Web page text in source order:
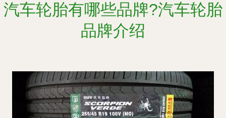
汽车轮胎有哪些品牌?汽车轮胎
品牌介绍